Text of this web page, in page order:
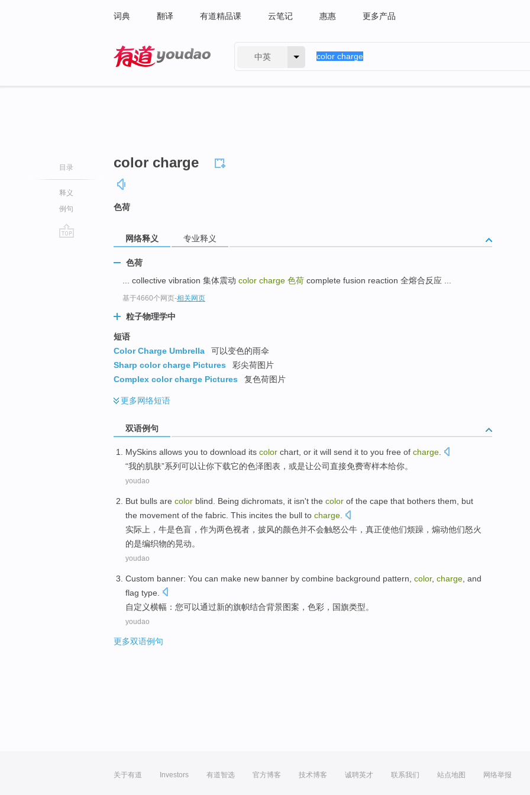
词典 翻译 有道精品课 云笔记 惠惠 更多产品
中英
目录
释义
例句
color charge
色荷
网络释义 专业释义
色荷
... collective vibration 集体震动 color charge 色荷 complete fusion reaction 全熔合反应 ...
基于4660个网页-相关网页
粒子物理学中
短语
Color Charge Umbrella
可以变色的雨伞
Sharp color charge Pictures
彩尖荷图片
Complex color charge Pictures
复色荷图片
更多网络短语
双语例句
MySkins allows you to download its color chart or it will send it to you free of charge
“我的肌肤”系列可以让你下载它的色泽图表 ， 或是让公司直接免费寄样本给你。
youdao
But bulls are color blind. Being dichromats , it isn't the color of the cape that bothers them , but
the movement of the fabric. This incites the bull to charge
实际上 ，牛是色盲， 作为两色视者， 披风的颜色并不会触怒公牛，真正使他们烦躁，煽动他们怒火
的是编织物的晃动。
youdao
Custom banner: You can make new banner by combine background pattern color, charge , and
flag type
自定义横幅 ： 您可以通过新的旗帜结合背景图案 ， 色彩 ， 国旗类型。
youdao
更多双语例句
关于有道 Investors 有道智选 官方博客 技术博客 诚聘英才 联系我们 站点地图 网络举报